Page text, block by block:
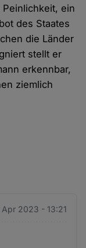
ein
des Staates
die Länder
stellt er
erkennbar,
ziemlich
Apr 2023 - 13:21